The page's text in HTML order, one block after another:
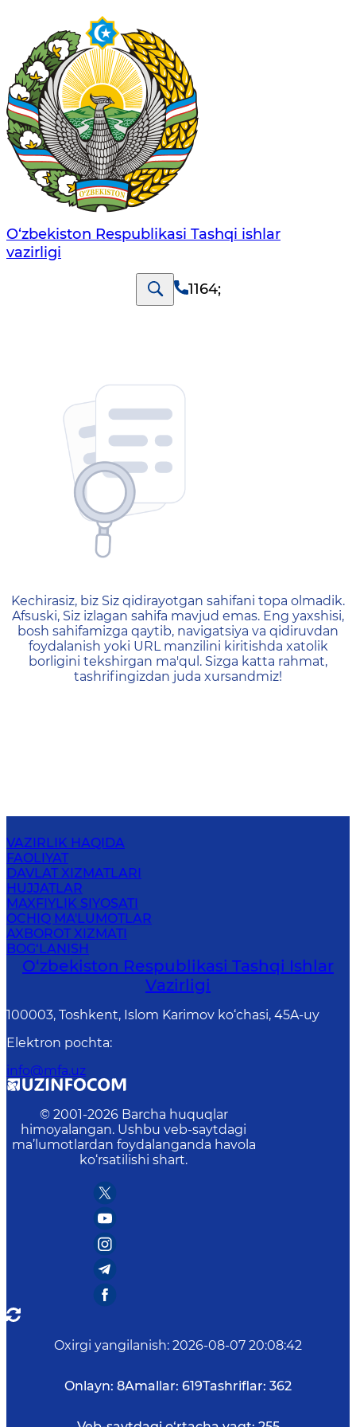
O‘zbеkistоn Rеspublikаsi Tashqi ishlаr
vаzirligi
1164;
404 — Страница не
Kechirasiz, biz Siz qidirayotgan sahifani topa olmadik.
Afsuski, Siz izlagan sahifa mavjud emas. Eng yaxshisi,
bosh sahifamizga qaytib, navigatsiya va qidiruvdan
foydalanish yoki URL manzilini kiritishda xatolik
borligini tekshirgan ma'qul. Sizga katta rahmat,
tashrifingizdan juda xursandmiz!
VAZIRLIK HAQIDA
FAOLIYAT
DAVLAT XIZMATLARI
HUJJATLAR
MAXFIYLIK SIYOSATI
OCHIQ MA'LUMOTLAR
AXBOROT XIZMATI
BOG‘LANISH
O‘zbеkistоn Rеspublikаsi Tashqi Ishlаr
Vаzirligi
100003, Toshkent, Islom Karimov ko‘chasi, 45A-uy
Elektron pochta:
info@mfa.uz
© 2001-2026 Barcha huquqlar
himoyalangan. Ushbu veb-saytdagi
ma’lumotlardan foydalanganda havola
ko‘rsatilishi shart.
Oxirgi yangilanish: 2026-08-07 20:08:42
Onlayn: 8Amallar: 619Tashriflar: 362